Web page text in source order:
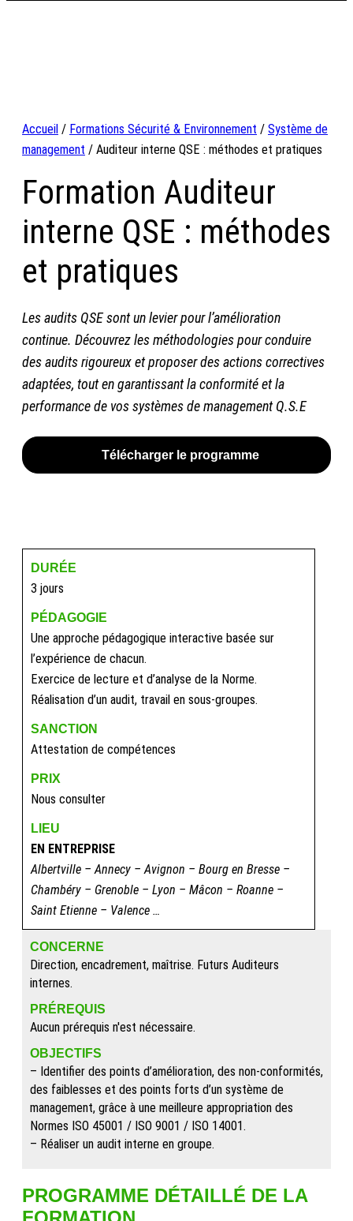
Accueil / Formations Sécurité & Environnement / Système de
management / Auditeur interne QSE : méthodes et pratiques
Formation Auditeur
interne QSE : méthodes
et pratiques
Les audits QSE sont un levier pour l’amélioration
continue. Découvrez les méthodologies pour conduire
des audits rigoureux et proposer des actions correctives
adaptées, tout en garantissant la conformité et la
performance de vos systèmes de management Q.S.E
Télécharger le programme
DURÉE
3 jours
PÉDAGOGIE
Une approche pédagogique interactive basée sur
l’expérience de chacun.
Exercice de lecture et d’analyse de la Norme.
Réalisation d’un audit, travail en sous-groupes.
SANCTION
Attestation de compétences
PRIX
Nous consulter
LIEU
EN ENTREPRISE
Albertville – Annecy – Avignon – Bourg en Bresse –
Chambéry – Grenoble – Lyon – Mâcon – Roanne –
Saint Etienne – Valence …
CONCERNE
Direction, encadrement, maîtrise. Futurs Auditeurs
internes.
PRÉREQUIS
Aucun prérequis n'est nécessaire.
OBJECTIFS
– Identifier des points d’amélioration, des non-conformités,
des faiblesses et des points forts d’un système de
management, grâce à une meilleure appropriation des
Normes ISO 45001 / ISO 9001 / ISO 14001.
– Réaliser un audit interne en groupe.
PROGRAMME DÉTAILLÉ DE LA